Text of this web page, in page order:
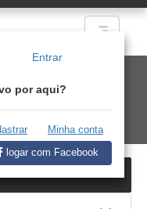
Entrar
por aqui?
Minha conta
logar com Facebook